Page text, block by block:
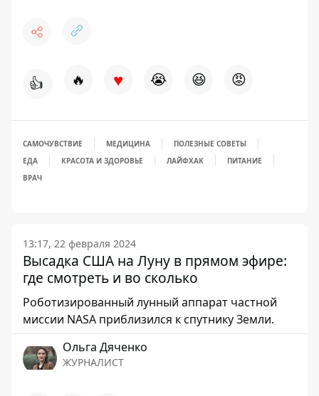
👍 🔥 ♥ 😭 😆 😡
САМОЧУВСТВИЕ МЕДИЦИНА
ПОЛЕЗНЫЕ СОВЕТЫ
ЕДА
КРАСОТА И ЗДОРОВЬЕ ЛАЙФХАК
ПИТАНИЕ
ВРАЧ
13:17, 22 февраля 2024
Высадка США на Луну в прямом эфире:
где смотреть и во сколько
Роботизированный лунный аппарат частной
миссии NASA приблизился к спутнику Земли.
Ольга Дяченко
ЖУРНАЛИСТ